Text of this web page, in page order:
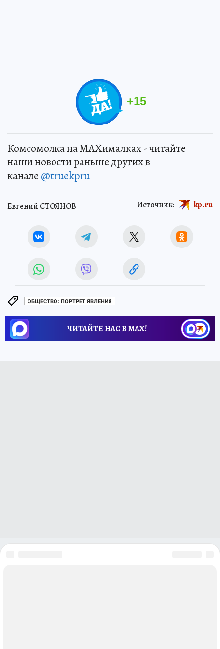
+15
Комсомолка на MAXималках - читайте
наши новости раньше других в
канале @truekpru
Евгений СТОЯНОВ Источник: kp.ru
ОБЩЕСТВО: ПОРТРЕТ ЯВЛЕНИЯ
ЧИТАЙТЕ НАС В МАХ!